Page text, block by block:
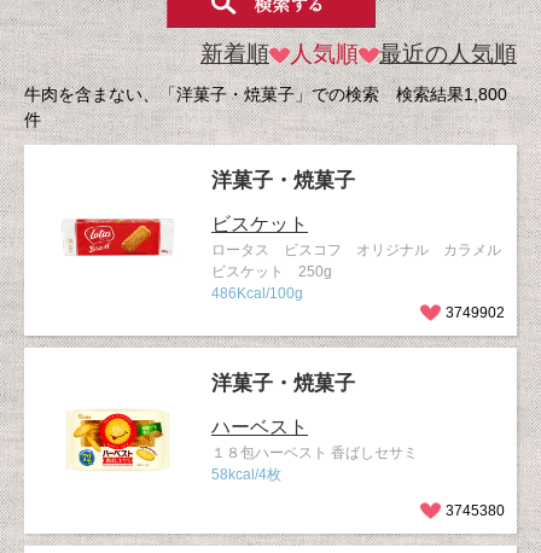
新着順 人気順 最近の人気順
牛肉を含まない、「洋菓子・焼菓子」での検索 検索結果1,800
件
洋菓子・焼菓子
ビスケット
ロータス ビスコフ オリジナル カラメル
ビスケット 250g
486Kcal/100g
3749902
洋菓子・焼菓子
ハーベスト
１８包ハーベスト 香ばしセサミ
58kcal/4枚
3745380